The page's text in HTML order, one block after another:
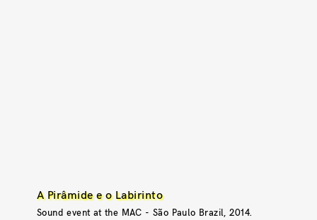
A Pirâmide e o Labirinto
Sound event at the MAC - São Paulo Brazil, 2014.